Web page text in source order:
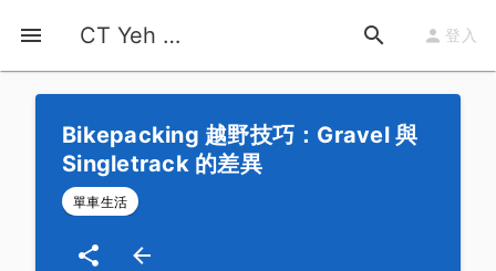
CT Yeh 公路車基地 登入
首頁 運動知識
Bikepacking 越野技巧：Gravel 與
Singletrack 的差異
單車生活